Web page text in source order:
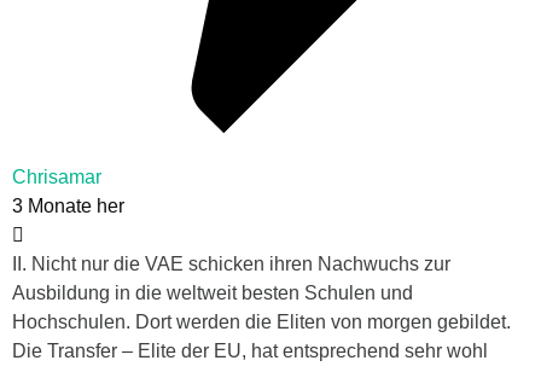
Chrisamar
3 Monate her
II. Nicht nur die VAE schicken ihren Nachwuchs zur
Ausbildung in die weltweit besten Schulen und
Hochschulen. Dort werden die Eliten von morgen gebildet.
Die Transfer – Elite der EU, hat entsprechend sehr wohl